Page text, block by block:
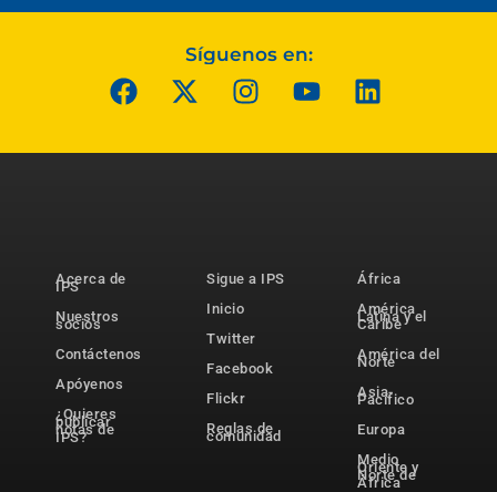
Síguenos en:
Acerca de
IPS
Nuestros
socios
Contáctenos
Apóyenos
¿Quieres
publicar
notas de
IPS?
Sigue a IPS
Inicio
Twitter
Facebook
Flickr
Reglas de
comunidad
África
América
Latina y el
Caribe
América del
Norte
Asia-
Pacífico
Europa
Medio
Oriente y
Norte de
África